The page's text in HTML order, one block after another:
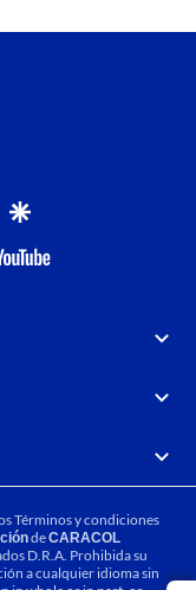
whatsapp
google
youtube-
Términos y condiciones
deCARACOL
D.R.A. Prohibida su
a cualquier idioma sin